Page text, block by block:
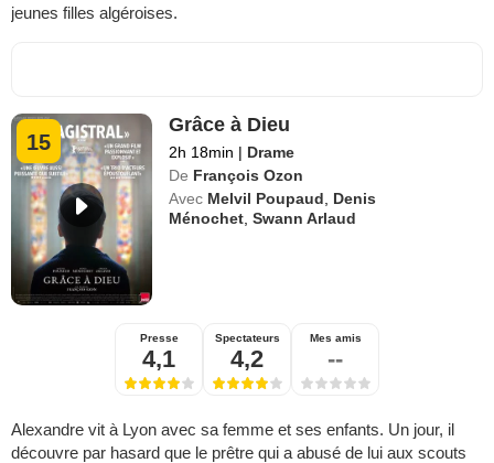
jeunes filles algéroises.
15
Grâce à Dieu
2h 18min | Drame
De François Ozon
Avec Melvil Poupaud
Denis
Ménochet ,Swann Arlaud
Presse
4,1
Spectateurs
4,2
Mes amis
--
Alexandre vit à Lyon avec sa femme et ses enfants. Un jour, il
découvre par hasard que le prêtre qui a abusé de lui aux scouts